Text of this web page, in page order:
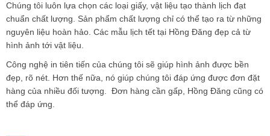
Chúng tôi luôn lựa chọn các loại giấy, vật liệu tạo thành lịch đạt
chuẩn chất lượng. Sản phẩm chất lượng chỉ có thể tạo ra từ những
nguyên liệu hoàn hảo. Các mẫu lịch tết tại Hồng Đăng đẹp cả từ
hình ảnh tới vật liệu.
Công nghệ in tiên tiến của chúng tôi sẽ giúp hình ảnh được bền
đẹp, rõ nét. Hơn thế nữa, nó giúp chúng tôi đáp ứng được đơn đặt
hàng của nhiều đối tượng. Đơn hàng cần gấp, Hồng Đăng cũng có
thể đáp ứng.